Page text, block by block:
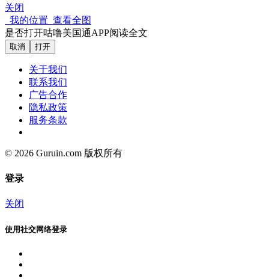
关闭
我的位置 查看全图
是否打开咕噜美国通APP阅读全文
取消 打开
关于我们
联系我们
广告合作
隐私政策
服务条款
© 2026 Guruin.com 版权所有
登录
关闭
使用社交网络登录